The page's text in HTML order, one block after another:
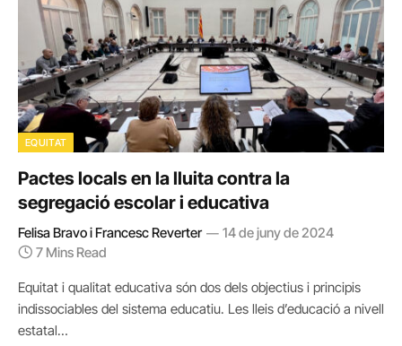
EQUITAT
Pactes locals en la lluita contra la
segregació escolar i educativa
Felisa Bravo i Francesc Reverter
14 de juny de 2024
7 Mins Read
Equitat i qualitat educativa són dos dels objectius i principis
indissociables del sistema educatiu. Les lleis d’educació a nivell
estatal…